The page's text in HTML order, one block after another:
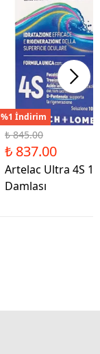
%1 İndirim
₺ 845.00
₺ 837.00
Artelac Ultra 4S
Damlası